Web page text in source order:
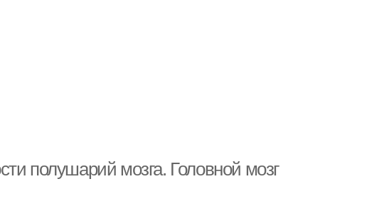
полушарий мозга. Головной мозг